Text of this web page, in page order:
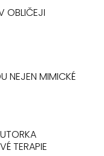
OBLIČEJI
NEJEN MIMICKÉ
TERAPIE